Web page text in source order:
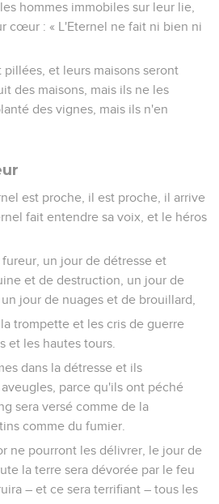
hommes immobiles sur leur lie,
cœur : « L'Eternel ne fait ni bien ni
pillées, et leurs maisons seront
des maisons, mais ils ne les
des vignes, mais ils n'en
est proche, il est proche, il arrive
fait entendre sa voix, et le héros
un jour de détresse et
et de destruction, un jour de
jour de nuages et de brouillard,
trompette et les cris de guerre
et les hautes tours.
dans la détresse et ils
parce qu'ils ont péché
sera versé comme de la
comme du fumier.
ne pourront les délivrer, le jour de
la terre sera dévorée par le feu
– et ce sera terrifiant – tous les